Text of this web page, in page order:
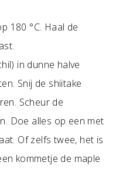
180 °C. Haal de
in dunne halve
Snij de shiitake
Scheur de
Doe alles op een met
Of zelfs twee, het is
kommetje de maple